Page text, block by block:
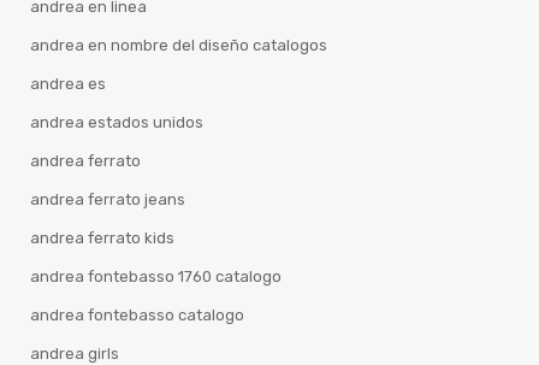
andrea en linea
andrea en nombre del diseño catalogos
andrea es
andrea estados unidos
andrea ferrato
andrea ferrato jeans
andrea ferrato kids
andrea fontebasso 1760 catalogo
andrea fontebasso catalogo
andrea girls